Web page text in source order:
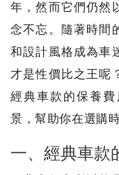
年，然而它們仍然
念不忘。隨著時間
和設計風格成為車
才是性價比之王呢
經典車款的保養
景，幫助你在選購
一、經典車款